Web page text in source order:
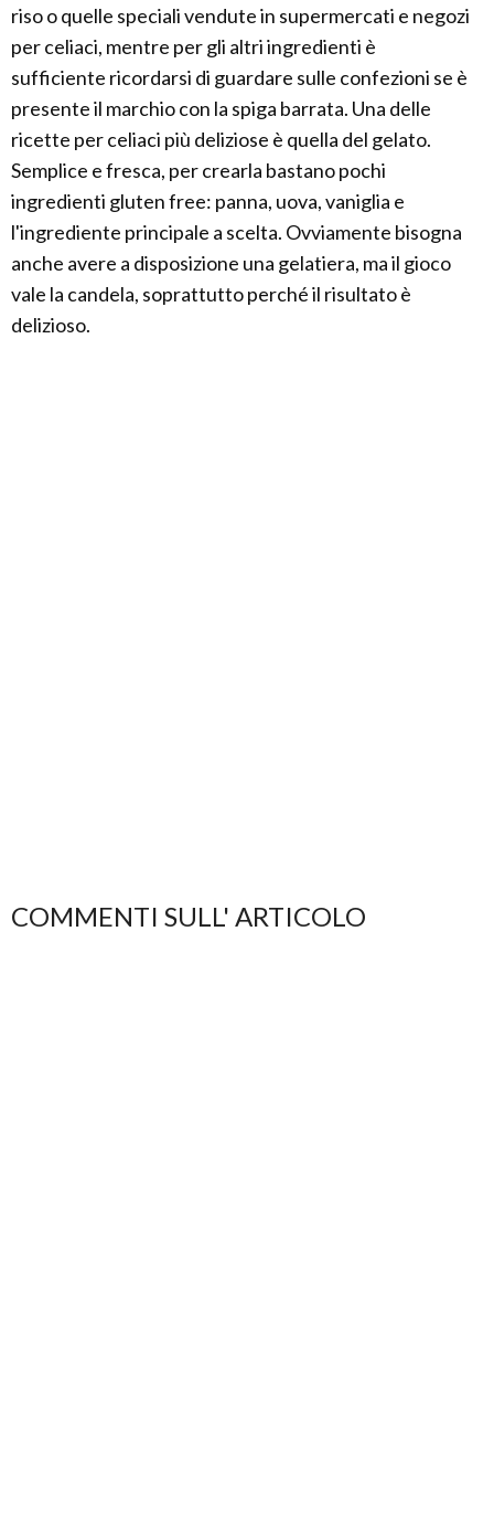
riso o quelle speciali vendute in supermercati e negozi
per celiaci, mentre per gli altri ingredienti è
sufficiente ricordarsi di guardare sulle confezioni se è
presente il marchio con la spiga barrata. Una delle
ricette per celiaci più deliziose è quella del gelato.
Semplice e fresca, per crearla bastano pochi
ingredienti gluten free: panna, uova, vaniglia e
l'ingrediente principale a scelta. Ovviamente bisogna
anche avere a disposizione una gelatiera, ma il gioco
vale la candela, soprattutto perché il risultato è
delizioso.
COMMENTI SULL' ARTICOLO